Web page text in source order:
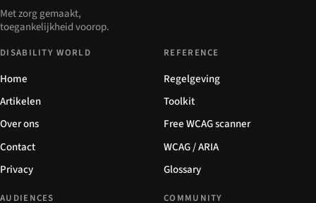
Met zorg gemaakt,
toegankelijkheid voorop.
DISABILITY WORLD
Home
Artikelen
Over ons
Contact
Privacy
REFERENCE
Regelgeving
Toolkit
Free WCAG scanner
WCAG / ARIA
Glossary
AUDIENCES COMMUNITY